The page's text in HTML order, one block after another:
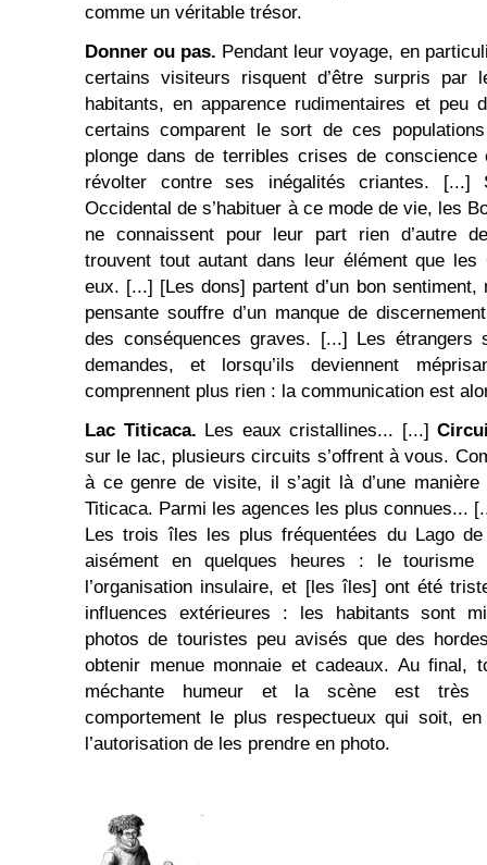
comme un véritable trésor.
Donner ou pas. Pendant leur voyage, en
certains visiteurs risquent d’être surpris par
habitants, en apparence rudimentaires et peu
certains comparent le sort de ces
plonge dans de terribles crises de
révolter contre ses inégalités criantes. [...]
Occidental de s’habituer à ce mode de vie, les
ne connaissent pour leur part rien d’autre
trouvent tout autant dans leur élément que
eux. [...] [Les dons] partent d’un bon
pensante souffre d’un manque de
des conséquences graves. [...] Les étrangers
demandes, et lorsqu’ils deviennent
comprennent plus rien : la communication est
Lac Titicaca. Les eaux cristallines... [...]
sur le lac, plusieurs circuits s’offrent à vous.
à ce genre de visite, il s’agit là d’une
Titicaca. Parmi les agences les plus connues...
Les trois îles les plus fréquentées du Lago
aisément en quelques heures : le
l’organisation insulaire, et [les îles] ont été
influences extérieures : les habitants sont
photos de touristes peu avisés que des
obtenir menue monnaie et cadeaux. Au final,
méchante humeur et la scène est très
comportement le plus respectueux qui soit,
l’autorisation de les prendre en photo.